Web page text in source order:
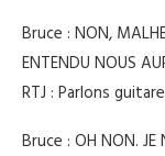
Bruce : NON,
ENTENDU NOUS
RTJ : Parlons
Bruce : OH NON. JE